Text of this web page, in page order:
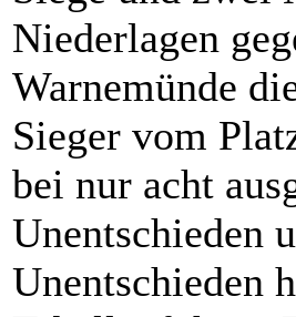
Niederlagen
Warnemünde
Sieger vom
bei nur acht
Unentschieden
Unentschieden